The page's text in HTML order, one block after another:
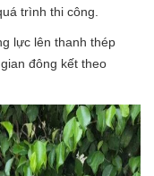
trình thi công.
lực lên thanh thép
đông kết theo